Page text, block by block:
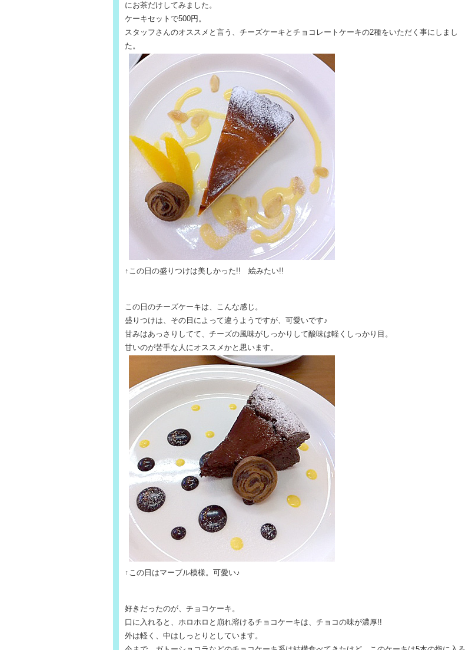
にお茶だけしてみました。
ケーキセットで500円。
スタッフさんのオススメと言う、チーズケーキとチョコレートケーキの2種をいただく事にしまし
た。
↑この日の盛りつけは美しかった!! 絵みたい!!
この日のチーズケーキは、こんな感じ。
盛りつけは、その日によって違うようですが、可愛いです♪
甘みはあっさりしてて、チーズの風味がしっかりして酸味は軽くしっかり目。
甘いのが苦手な人にオススメかと思います。
↑この日はマーブル模様。可愛い♪
好きだったのが、チョコケーキ。
口に入れると、ホロホロと崩れ溶けるチョコケーキは、チョコの味が濃厚!!
外は軽く、中はしっとりとしています。